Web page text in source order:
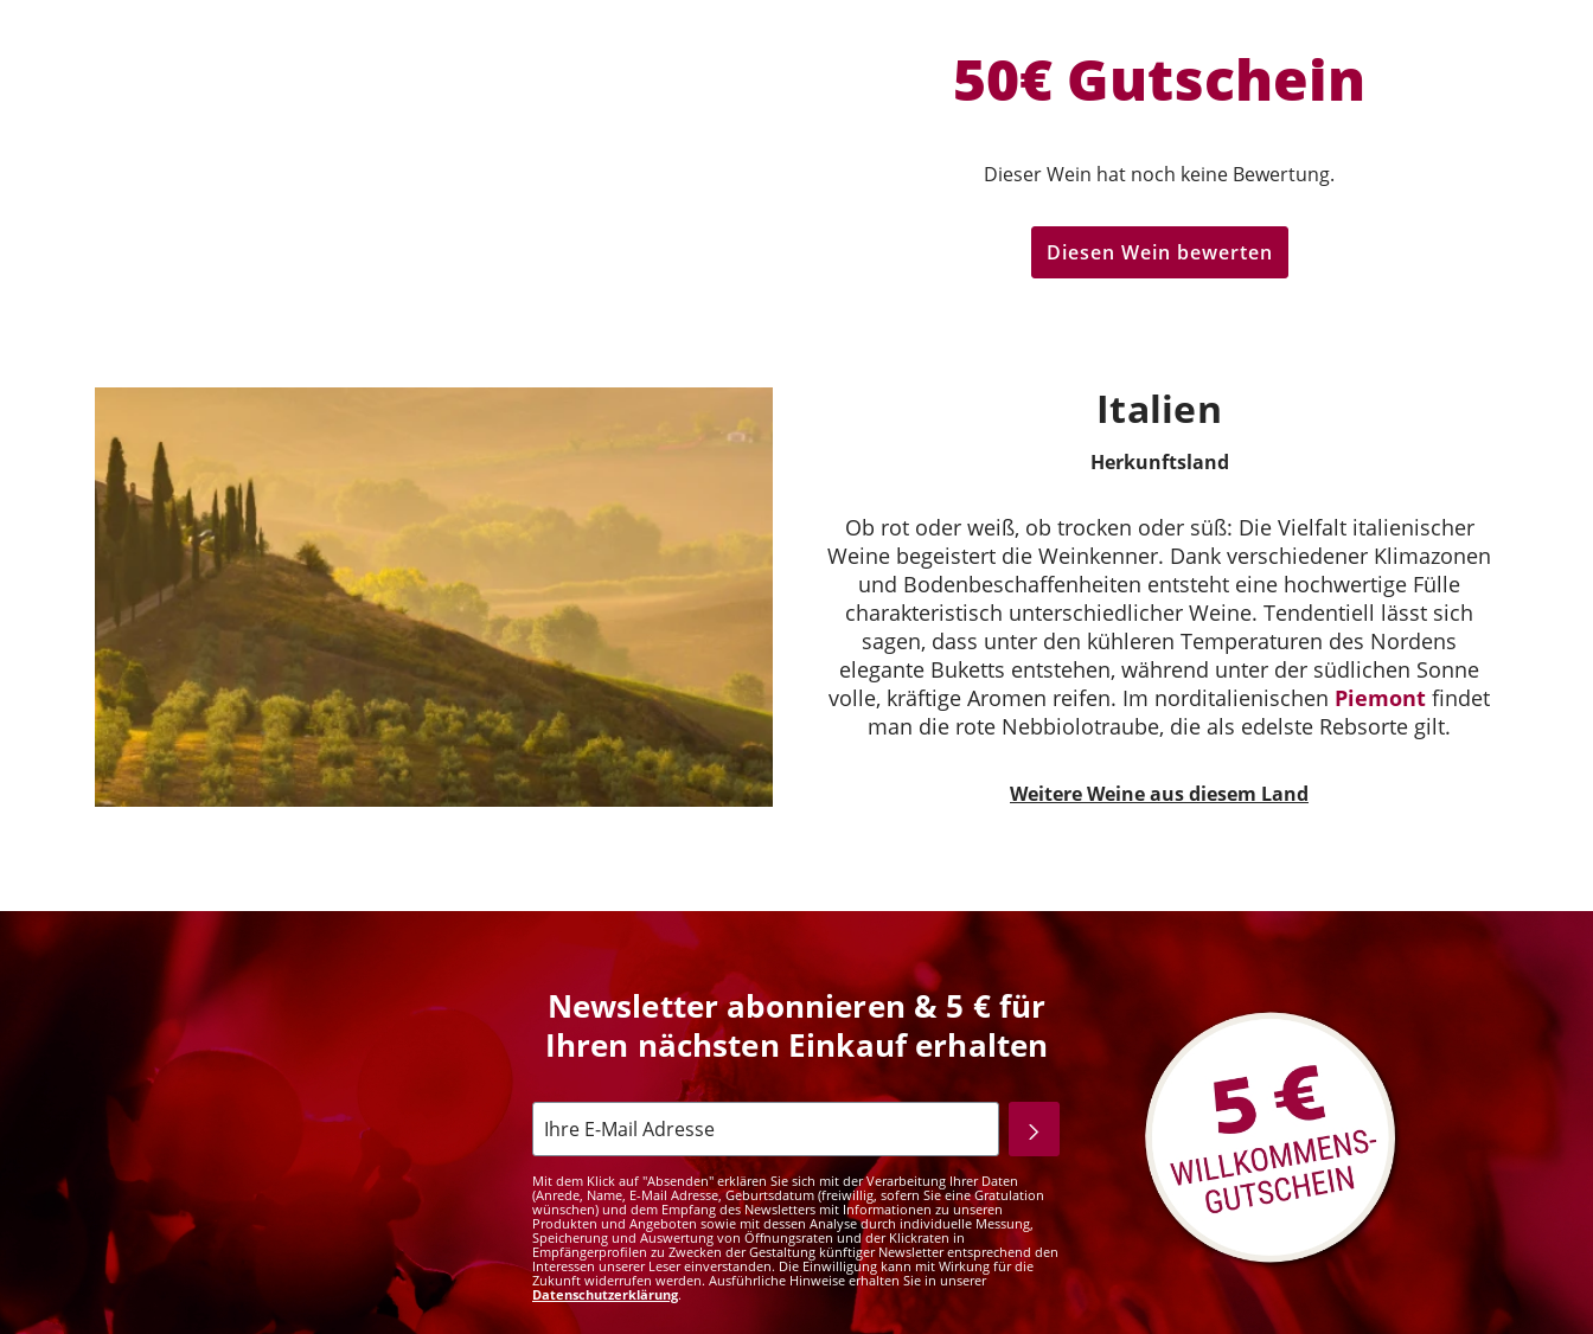
50€ Gutschein
Dieser Wein hat noch keine Bewertung.
Diesen Wein bewerten
Italien
Herkunftsland
Ob rot oder weiß, ob trocken oder süß: Die Vielfalt italienischer
Weine begeistert die Weinkenner. Dank verschiedener Klimazonen
und Bodenbeschaffenheiten entsteht eine hochwertige Fülle
charakteristisch unterschiedlicher Weine. Tendentiell lässt sich
sagen, dass unter den kühleren Temperaturen des Nordens
elegante Buketts entstehen, während unter der südlichen Sonne
volle, kräftige Aromen reifen. Im norditalienischen Piemont findet
man die rote Nebbiolotraube, die als edelste Rebsorte gilt.
Weitere Weine aus diesem Land
Newsletter abonnieren & 5 € für
Ihren nächsten Einkauf erhalten
Mit dem Klick auf "Absenden" erklären Sie sich mit der Verarbeitung Ihrer Daten
(Anrede, Name, E-Mail Adresse, Geburtsdatum (freiwillig, sofern Sie eine Gratulation
wünschen) und dem Empfang des Newsletters mit Informationen zu unseren
Produkten und Angeboten sowie mit dessen Analyse durch individuelle Messung,
Speicherung und Auswertung von Öffnungsraten und der Klickraten in
Empfängerprofilen zu Zwecken der Gestaltung künftiger Newsletter entsprechend den
Interessen unserer Leser einverstanden. Die Einwilligung kann mit Wirkung für die
Zukunft widerrufen werden. Ausführliche Hinweise erhalten Sie in unserer
Datenschutzerklärung.